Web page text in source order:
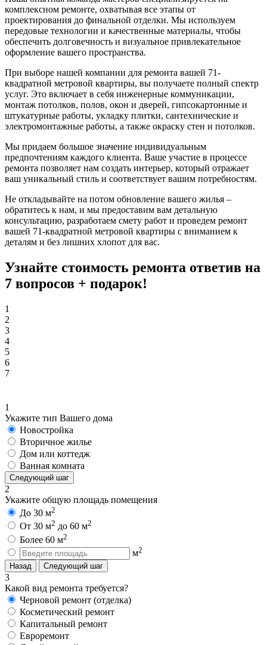
комплексном ремонте, охватывая все этапы от
проектирования до финальной отделки. Мы используем
передовые технологии и качественные материалы, чтобы
обеспечить долговечность и визуальное привлекательное
оформление вашего пространства.
При выборе нашей компании для ремонта вашей 71-
квадратной метровой квартиры, вы получаете полный спектр
услуг. Это включает в себя инженерные коммуникации,
монтаж потолков, полов, окон и дверей, гипсокартонные и
штукатурные работы, укладку плитки, сантехнические и
электромонтажные работы, а также окраску стен и потолков.
Мы придаем большое значение индивидуальным
предпочтениям каждого клиента. Ваше участие в процессе
ремонта позволяет нам создать интерьер, который отражает
ваш уникальный стиль и соответствует вашим потребностям.
Не откладывайте на потом обновление вашего жилья –
обратитесь к нам, и мы предоставим вам детальную
консультацию, разработаем смету работ и проведем ремонт
вашей 71-квадратной метровой квартиры с вниманием к
деталям и без лишних хлопот для вас.
Узнайте стоимость ремонта ответив на
7 вопросов + подарок!
1
2
3
4
5
6
7
1
Укажите тип Вашего дома
Новостройка
Вторичное жилье
Дом или коттедж
Ванная комната
Следующий шаг
2
Укажите общую площадь помещения
До 30 м2
От 30 м2 до 60 м2
Более 60 м2
м2
Назад
Следующий шаг
3
Какой вид ремонта требуется?
Черновой ремонт (отделка)
Косметический ремонт
Капитальный ремонт
Евроремонт